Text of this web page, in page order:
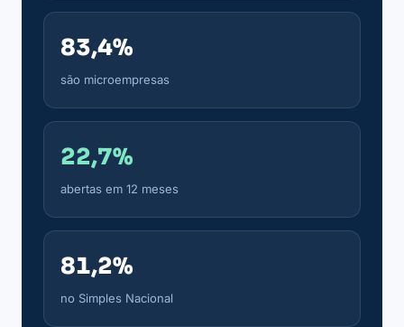
83,4%
são microempresas
22,7%
abertas em 12 meses
81,2%
no Simples Nacional